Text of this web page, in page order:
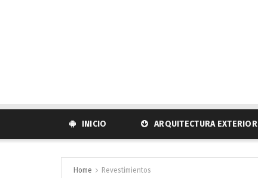
INICIO ARQUITECTURA EXTERIOR
Home Revestimientos